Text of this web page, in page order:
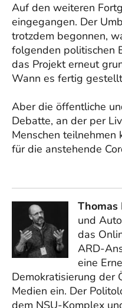
Auf den weiteren
eingegangen. Der
trotzdem begonnen,
folgenden politischen
das Projekt erneut
Wann es fertig
Aber die öffentliche
Debatte, an der per
Menschen
für die anstehende
Thomas
und
das
ARD-
eine
Demokratisierung der
Medien ein. Der